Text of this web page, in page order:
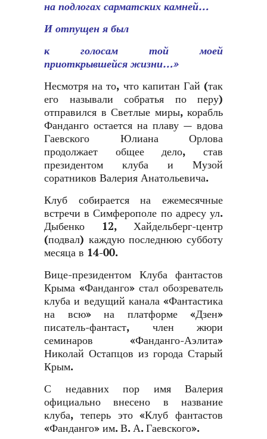
на подлогах сарматских камней…
И отпущен я был
к голосам той моей
приоткрывшейся жизни…»
Несмотря на то, что капитан Гай (так
его называли собратья по перу)
отправился в Светлые миры, корабль
Фанданго остается на плаву — вдова
Гаевского Юлиана Орлова
продолжает общее дело, став
президентом клуба и Музой
соратников Валерия Анатольевича.
Клуб собирается на ежемесячные
встречи в Симферополе по адресу ул.
Дыбенко 12, Хайдельберг-центр
(подвал) каждую последнюю субботу
месяца в 14-00.
Вице-президентом Клуба фантастов
Крыма «Фанданго» стал обозреватель
клуба и ведущий канала «Фантастика
на всю» на платформе «Дзен»
писатель-фантаст, член жюри
семинаров «Фанданго-Аэлита»
Николай Остапцов из города Старый
Крым.
С недавних пор имя Валерия
официально внесено в название
клуба, теперь это «Клуб фантастов
«Фанданго» им. В. А. Гаевского».